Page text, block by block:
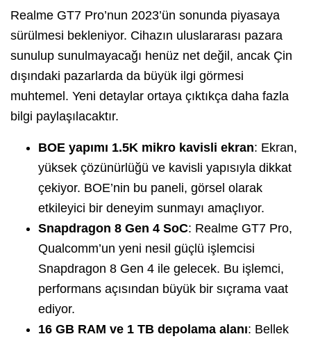
Realme GT7 Pro’nun 2023’ün sonunda piyasaya
sürülmesi bekleniyor. Cihazın uluslararası pazara
sunulup sunulmayacağı henüz net değil, ancak Çin
dışındaki pazarlarda da büyük ilgi görmesi
muhtemel. Yeni detaylar ortaya çıktıkça daha fazla
bilgi paylaşılacaktır.
BOE yapımı 1.5K mikro kavisli ekran: Ekran,
yüksek çözünürlüğü ve kavisli yapısıyla dikkat
çekiyor. BOE’nin bu paneli, görsel olarak
etkileyici bir deneyim sunmayı amaçlıyor.
Snapdragon 8 Gen 4 SoC: Realme GT7 Pro,
Qualcomm’un yeni nesil güçlü işlemcisi
Snapdragon 8 Gen 4 ile gelecek. Bu işlemci,
performans açısından büyük bir sıçrama vaat
ediyor.
16 GB RAM ve 1 TB depolama alanı: Bellek